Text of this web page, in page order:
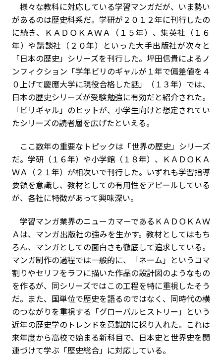
様々な教科に対応している学習マンガだが、いま勢い
があるのは歴史科系だ。学研が２０１２年に刊行したの
に続き、ＫＡＤＯＫＡＷＡ（１５年）、集英社（１６
年）や講談社（２０年）といった大手出版社が次々と
「日本の歴史」シリーズを刊行した。坪田信貴によるノ
ンフィクション「学年ビリのギャルが１年で偏差値を４
０上げて慶應大学に現役合格した話」（１３年）では、
日本の歴史シリーズが受験勉強に有効だと紹介された。
「ビリギャル」のヒットが、小学生向けと想定されてい
たシリーズの読者層を広げたといえる。
ここ数年の重要なトピックは「世界の歴史」シリーズ
だ。学研（１６年）や小学館（１８年）、ＫＡＤＯＫＡ
ＷＡ（２１年）が相次いで刊行した。いずれも学習指導
要領を意識し、教材としての有用性をアピールしている
が、各社に特徴があって興味深い。
学習マンガ業界のニューカマーであるＫＡＤＯＫＡＷ
Ａは、マンガ出版社の強みを生かす。教材としてはもち
ろん、マンガとしての面白さも徹底して追求している。
マンガ制作の過程では一般的に、「ネーム」というコマ
割りやセリフをラフに描いた作品の設計図のようなもの
を作るが、同シリーズではこの工程を特に重視したそう
だ。また、国単位で歴史を語るのではなく、同時代の横
のつながりを重視する「グローバルヒストリー」という
近年の歴史学のトレンドを意識的に採り入れた。これは
来年度から高校で始まる新科目で、日本史と世界史を関
連づけて学ぶ「歴史総合」に対応している。